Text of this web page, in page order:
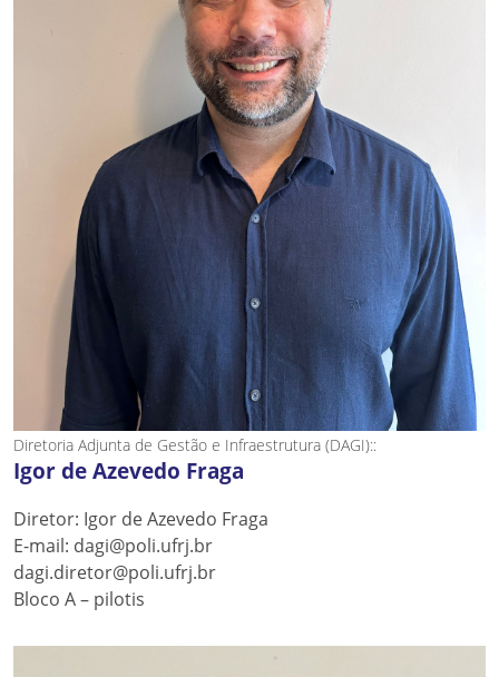
Diretoria Adjunta de Gestão e Infraestrutura (DAGI)::
Igor de Azevedo Fraga
Diretor: Igor de Azevedo Fraga
E-mail: dagi@poli.ufrj.br
dagi.diretor@poli.ufrj.br
Bloco A – pilotis